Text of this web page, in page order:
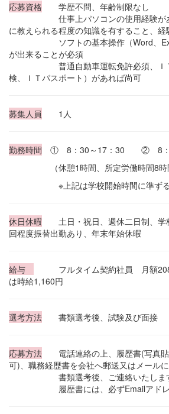
応募資格 学歴不問、年齢制限なし
仕事上パソコンの使用経験があ
に教えられる程度の知識を有すること、経
ソフトの基本操作（Word、Excel
が出来ることが必須
普通自動車運転免許必須、ＩＴ
検、ＩＴパスポート）があれば尚可
募集人員 1人
勤務時間 ① 8：30～17：30 ② 8：
（休憩1時間、所定労働時間8時
※上記は学校開始時間に準ずる
休日休暇 土日・祝日、週休二日制、学
回程度振替出勤あり、年末年始休暇
給与
フルタイム契約社員 月額
は時給1,160円
選考方法 書類選考後、試験及び面接
応募方法 電話連絡の上、履歴書(写真貼
可)、職務経歴書を会社へ郵送又はメールに
書類選考後、ご連絡いたします
履歴書には、必ずEmailアドレス